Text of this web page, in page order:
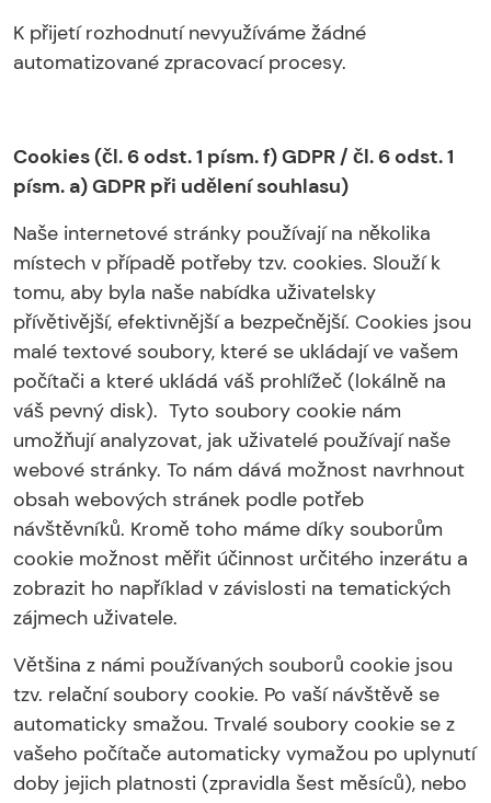
K přijetí rozhodnutí nevyužíváme žádné
automatizované zpracovací procesy.
Cookies (čl. 6 odst. 1 písm. f) GDPR / čl. 6 odst. 1
písm. a) GDPR při udělení souhlasu)
Naše internetové stránky používají na několika
místech v případě potřeby tzv. cookies. Slouží k
tomu, aby byla naše nabídka uživatelsky
přívětivější, efektivnější a bezpečnější. Cookies jsou
malé textové soubory, které se ukládají ve vašem
počítači a které ukládá váš prohlížeč (lokálně na
váš pevný disk). Tyto soubory cookie nám
umožňují analyzovat, jak uživatelé používají naše
webové stránky. To nám dává možnost navrhnout
obsah webových stránek podle potřeb
návštěvníků. Kromě toho máme díky souborům
cookie možnost měřit účinnost určitého inzerátu a
zobrazit ho například v závislosti na tematických
zájmech uživatele.
Většina z námi používaných souborů cookie jsou
tzv. relační soubory cookie. Po vaší návštěvě se
automaticky smažou. Trvalé soubory cookie se z
vašeho počítače automaticky vymažou po uplynutí
doby jejich platnosti (zpravidla šest měsíců), nebo